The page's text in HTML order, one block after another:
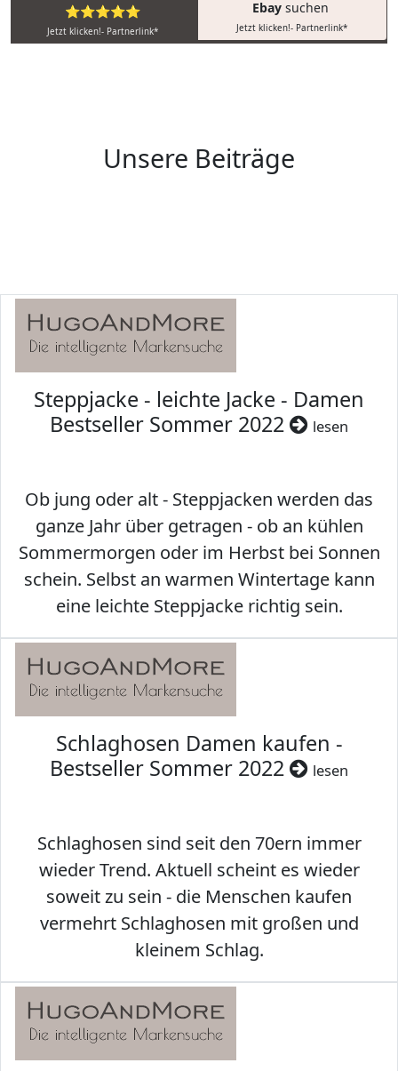
⭐⭐⭐⭐⭐
Jetzt klicken!- Partnerlink*
Ebay suchen
Jetzt klicken!- Partnerlink*
Unsere Beiträge
Steppjacke - leichte Jacke - Damen
Bestseller Sommer 2022
lesen
Ob jung oder alt - Steppjacken werden das
ganze Jahr über getragen - ob an kühlen
Sommermorgen oder im Herbst bei Sonnen
schein. Selbst an warmen Wintertage kann
eine leichte Steppjacke richtig sein.
Schlaghosen Damen kaufen -
Bestseller Sommer 2022
lesen
Schlaghosen sind seit den 70ern immer
wieder Trend. Aktuell scheint es wieder
soweit zu sein - die Menschen kaufen
vermehrt Schlaghosen mit großen und
kleinem Schlag.